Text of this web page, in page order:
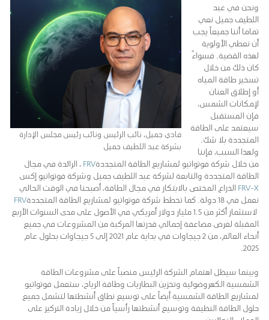
فادي جميل، نائب الرئيس ونائب رئيس مجلس الإدارة
بشركة عبد اللطيف جميل
ونحن في عبد
اللطيف جميل نعي
تماما أننا جميعاً يجب
أن نعطي الأولوية
لهذه القضية. فسواءً
كان ذلك من خلال
تسخير طاقة المياه
أو إطلاق العنان
لإمكانات الشمس،
فإن المستقبل
سيعتمد على الطاقة
المتجددة بلا شك.
ولهذا السبب، فإننا
من خلال شركة فوتواتيو لمشاريع الطاقة المتجددةFRV ، الرائدة في مجال
الطاقة المتجددة والتابعة لشركة عبد اللطيف جميل وشركة فوتواتيو إكس
FRV-X الذراع المختص بالابتكار في مجال الطاقة، أصبحنا في الوقت الحالي
نعمل في 18 دولة. كما تخطط شركة فوتواتيو لمشاريع الطاقة المتجددة
FRV
لاستثمار أكثر من 1.5 مليار دولار أمريكي في الأصول على مدى السنوات الأربع
المقبلة لغرض مضاعفة إجمالي قدرتها المركبة من المشروعات في جميع
أنحاء العالم، من 2 جيجاوات في بداية عام 2021 إلى 5 جيجاوات بحلول عام
2025.
وبينما سيظل اهتمام الشركة الرئيس منصباً على مشروعات الطاقة
الشمسية الكهروضوئية وتخزين البطاريات وطاقة الرياح، ستعمل فوتواتيو
لمشاريع الطاقة الشمسية أيضاً على توسيع نطاق أنشطتها لتشمل جميع
حلول الطاقة النظيفة وتوسيع أنشطتها رأسياً من خلال زيادة التركيز على